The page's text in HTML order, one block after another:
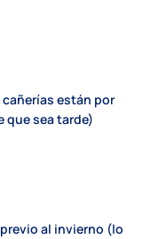
están por
que sea tarde)
al invierno (lo